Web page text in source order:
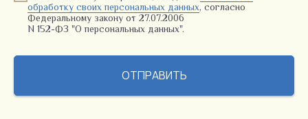
обработку своих персональных данных, согласно
Федеральному закону от 27.07.2006
N 152-ФЗ "О персональных данных".
ОТПРАВИТЬ